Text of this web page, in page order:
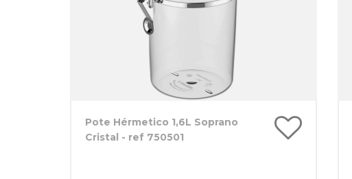
Pote Hérmetico 1,6L Soprano
Cristal - ref 750501